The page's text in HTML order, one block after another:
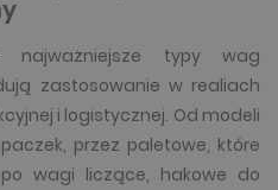
najważniejsze typy wag
zastosowanie w realiach
i logistycznej. Od modeli
przez paletowe, które
wagi liczące, hakowe do